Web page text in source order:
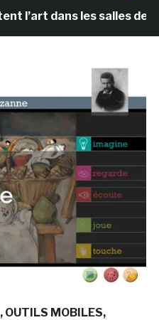
dans les salles de classe
OUTILS MOBILES